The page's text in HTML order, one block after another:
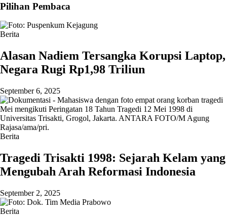
Pilihan Pembaca
Berita
Alasan Nadiem Tersangka Korupsi Laptop,
Negara Rugi Rp1,98 Triliun
September 6, 2025
Berita
Tragedi Trisakti 1998: Sejarah Kelam yang
Mengubah Arah Reformasi Indonesia
September 2, 2025
Berita